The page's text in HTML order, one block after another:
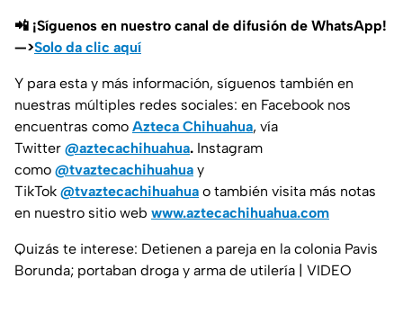
📲 ¡Síguenos en nuestro canal de difusión de WhatsApp!
—>Solo da clic aquí
Y para esta y más información, síguenos también en
nuestras múltiples redes sociales: en Facebook nos
encuentras como Azteca Chihuahua, vía
Twitter @aztecachihuahua. Instagram
como @tvaztecachihuahua y
TikTok @tvaztecachihuahua o también visita más notas
en nuestro sitio web www.aztecachihuahua.com
Quizás te interese: Detienen a pareja en la colonia Pavis
Borunda; portaban droga y arma de utilería | VIDEO